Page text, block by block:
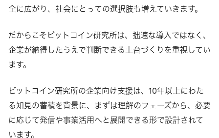
全に広がり、社会にとっての選択肢も増えていきます。
だからこそビットコイン研究所は、拙速な導入ではなく、
企業が納得したうえで判断できる土台づくりを重視してい
ます。
ビットコイン研究所の企業向け支援は、10年以上にわた
る知見の蓄積を背景に、まずは理解のフェーズから、必要
に応じて発信や事業活用へと展開できる形で設計されて
います。